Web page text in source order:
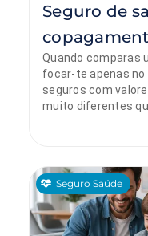
Seguro de
Quando comparas
focar-te apenas no
seguros com
muito diferentes
Seguro Saúde